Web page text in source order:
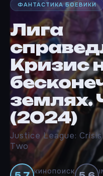
ФАНТАСТИКА БОЕВИКИ
Лига
Кризис
землях.
(2024)
Justice League:
Two
КИНОПОИСК